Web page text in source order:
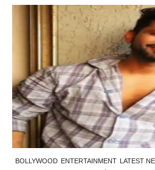
BOLLYWOOD ENTERTAINMENT LATEST